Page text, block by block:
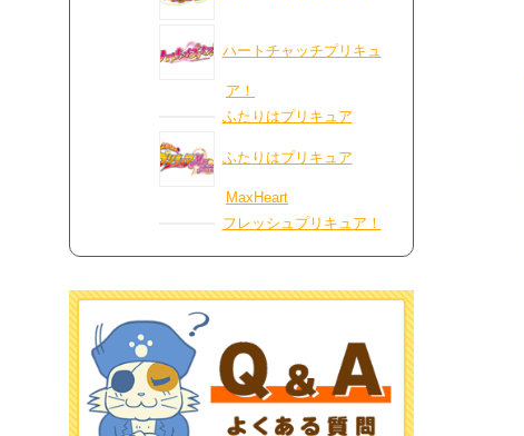
ハートチャッチプリキュ
ア！
ふたりはプリキュア
ふたりはプリキュア
MaxHeart
フレッシュプリキュア！